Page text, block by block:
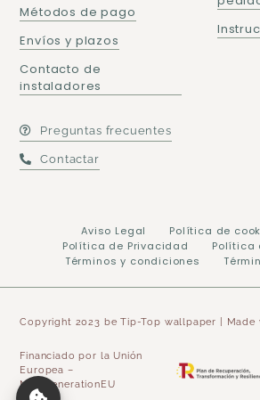
Métodos de pago
Envíos y plazos
Contacto de
instaladores
Preguntas frecuentes
Contactar
Aviso Legal
Política de
Política de Privacidad
Política
Términos y condiciones
Copyright 2023 be Tip-Top wallpaper | Made
Financiado por la Unión
Europea –
NextGenerationEU